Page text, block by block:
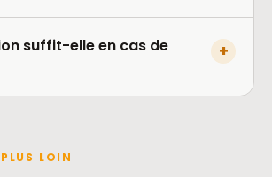
suffit-elle en cas de
+
LOIN